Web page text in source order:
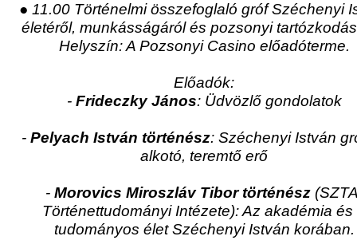
● 11.00 Történelmi összefoglaló gróf Széchenyi
életéről, munkásságáról és pozsonyi
Helyszín: A Pozsonyi Casino előadóterme.
Előadók:
- Frideczky János: Üdvözlő gondolatok
- Pelyach István történész: Széchenyi István
alkotó, teremtő erő
- Morovics Miroszláv Tibor történész
Történettudományi Intézete): Az akadémia és
tudományos élet Széchenyi István korában.